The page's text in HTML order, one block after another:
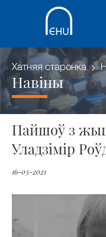
Хатняя старонка
Навіны
Пайшоў з
Уладзімір
16-03-2021